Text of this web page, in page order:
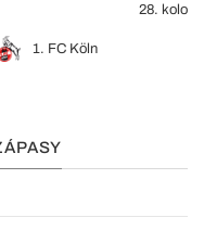
1. FC Köln
28. kolo